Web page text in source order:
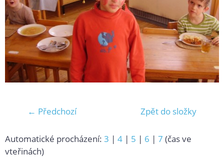
← Předchozí Zpět do složky
Automatické procházení: 3 | 4 | 5 | 6 | 7 (čas ve
vteřinách)